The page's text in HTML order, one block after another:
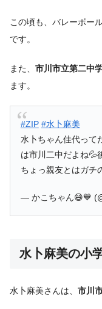
この頃も、バレーボー
です。
また、 市川市立第二中
ます。
#ZIP #水卜麻美
水卜ちゃん佳代って
は市川二中だよね💦
ちょっ親友とはガチ
— かこちゃん😄💙
水卜麻美の小
水卜麻美さんは、 市川